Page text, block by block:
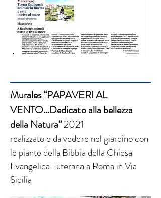
Murales “PAPAVERI AL
VENTO...Dedicato alla bellezza
della Natura”2021
realizzato e da vedere nel giardino con
le piante della Bibbia della Chiesa
Evangelica Luterana a Roma in Via
Sicilia